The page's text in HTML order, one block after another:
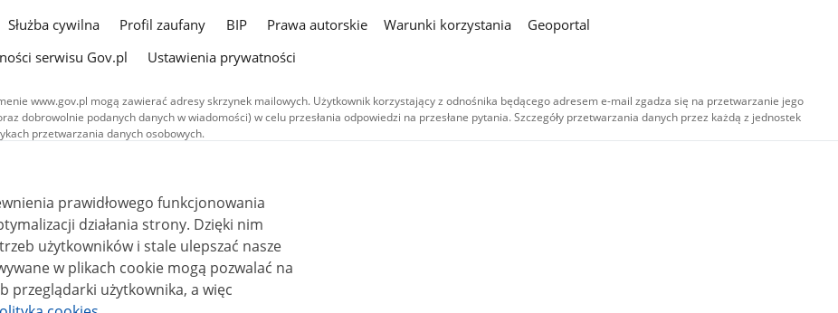
Służba cywilna Profil zaufany BIP Prawa autorskie Warunki korzystania
Geoportal
serwisu Gov.pl
Ustawienia prywatności
www.gov.pl mogą zawierać adresy skrzynek mailowych. Użytkownik korzystający z odnośnika będącego adresem e-mail zgadza się na przetwarzanie jego
dobrowolnie podanych danych w wiadomości) w celu przesłania odpowiedzi na przesłane pytania. Szczegóły przetwarzania danych przez każdą z jednostek
przetwarzania danych osobowych.
publikowane w serwisie (z wyłączeniem treści audiowizualnych), są
na licencji typu Creative Commons: uznanie autorstwa - na tych samych
4.0 (CC BY-SA 4.0). Materiały audiowizualne, w tym zdjęcia, materiały audio i wideo,
na licencji typu Creative Commons: uznanie autorstwa użycie niekomercyjne -
zależnych 4.0 (CC BY-NC-ND 4.0), o ile nie jest to stwierdzone inaczej.
prawidłowego funkcjonowania
działania strony. Dzięki nim
użytkowników i stale ulepszać nasze
przeglądarki użytkownika, a więc